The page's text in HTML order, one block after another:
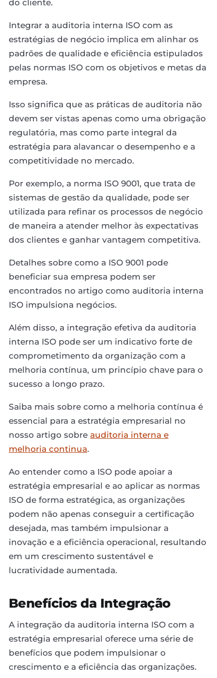
do cliente.
Integrar a auditoria interna ISO com as
estratégias de negócio implica em alinhar os
padrões de qualidade e eficiência estipulados
pelas normas ISO com os objetivos e metas da
empresa.
Isso significa que as práticas de auditoria não
devem ser vistas apenas como uma obrigação
regulatória, mas como parte integral da
estratégia para alavancar o desempenho e a
competitividade no mercado.
Por exemplo, a norma ISO 9001, que trata de
sistemas de gestão da qualidade, pode ser
utilizada para refinar os processos de negócio
de maneira a atender melhor às expectativas
dos clientes e ganhar vantagem competitiva.
Detalhes sobre como a ISO 9001 pode
beneficiar sua empresa podem ser
encontrados no artigo como auditoria interna
ISO impulsiona negócios.
Além disso, a integração efetiva da auditoria
interna ISO pode ser um indicativo forte de
comprometimento da organização com a
melhoria contínua, um princípio chave para o
sucesso a longo prazo.
Saiba mais sobre como a melhoria contínua é
essencial para a estratégia empresarial no
nosso artigo sobre auditoria interna e
melhoria continua.
Ao entender como a ISO pode apoiar a
estratégia empresarial e ao aplicar as normas
ISO de forma estratégica, as organizações
podem não apenas conseguir a certificação
desejada, mas também impulsionar a
inovação e a eficiência operacional, resultando
em um crescimento sustentável e
lucratividade aumentada.
Benefícios da Integração
A integração da auditoria interna ISO com a
estratégia empresarial oferece uma série de
benefícios que podem impulsionar o
crescimento e a eficiência das organizações.